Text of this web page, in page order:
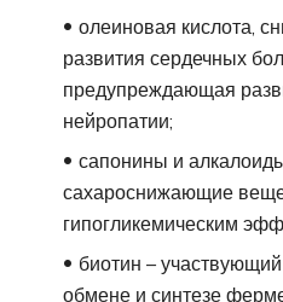
олеиновая кислота,
развития сердечных
предупреждающая
нейропатии;
сапонины и
сахароснижающие
гипогликемическим
биотин –
обмене и синтезе